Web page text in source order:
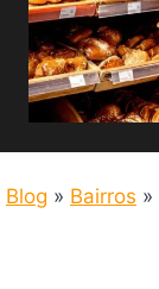
Blog » Bairros »